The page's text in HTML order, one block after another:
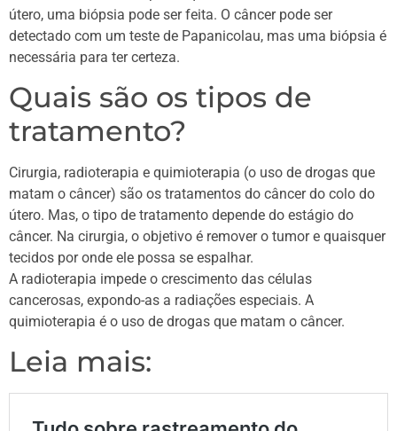
útero, uma biópsia pode ser feita. O câncer pode ser
detectado com um teste de Papanicolau, mas uma biópsia é
necessária para ter certeza.
Quais são os tipos de
tratamento?
Cirurgia, radioterapia e quimioterapia (o uso de drogas que
matam o câncer) são os tratamentos do câncer do colo do
útero. Mas, o tipo de tratamento depende do estágio do
câncer. Na cirurgia, o objetivo é remover o tumor e quaisquer
tecidos por onde ele possa se espalhar.
A radioterapia impede o crescimento das células
cancerosas, expondo-as a radiações especiais. A
quimioterapia é o uso de drogas que matam o câncer.
Leia mais: